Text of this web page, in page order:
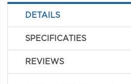
DETAILS
SPECIFICATIES
REVIEWS